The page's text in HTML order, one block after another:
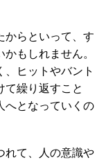
らといって、す
もしれません。
ヒットやバント
て繰り返すこと
へとなっていくの
て、人の意識や